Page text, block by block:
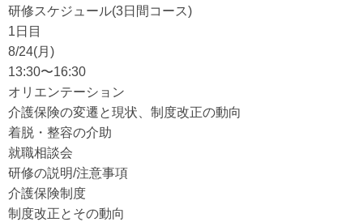
研修スケジュール(3日間コース)
1日目
8/24(月)
13:30〜16:30
オリエンテーション
介護保険の変遷と現状、制度改正の動向
着脱・整容の介助
就職相談会
研修の説明/注意事項
介護保険制度
制度改正とその動向